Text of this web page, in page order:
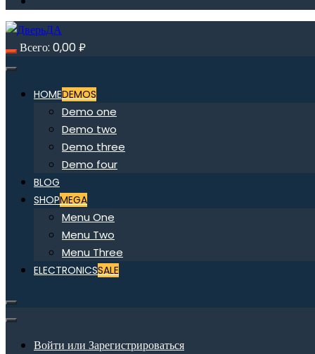
Всего: 0,00₽
HOMEDEMOS
Demo one
Demo two
Demo three
Demo four
BLOG
SHOPMEGA
Menu One
Menu Two
Menu Three
ELECTRONICSSALE
Войти или Зарегистрироваться